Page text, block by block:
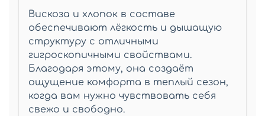
Вискоза и хлопок в составе
обеспечивают лёгкость и дышащую
структуру с отличными
гигроскопичными свойствами.
Благодаря этому, она создаёт
ощущение комфорта в теплый сезон,
когда вам нужно чувствовать себя
свежо и свободно.